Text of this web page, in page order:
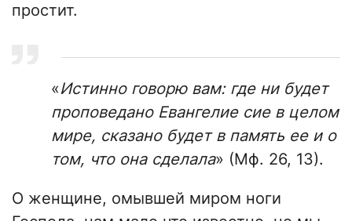
простит.
«Истинно говорю вам: где ни будет
проповедано Евангелие сие в целом
мире, сказано будет в память ее и о
том, что она сделала» (Мф. 26, 13).
О женщине, омывшей миром ноги